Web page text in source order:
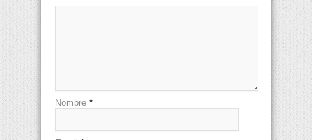
Nombre *